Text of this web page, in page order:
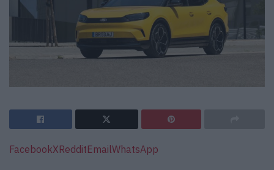
FacebookXRedditEmailWhatsApp